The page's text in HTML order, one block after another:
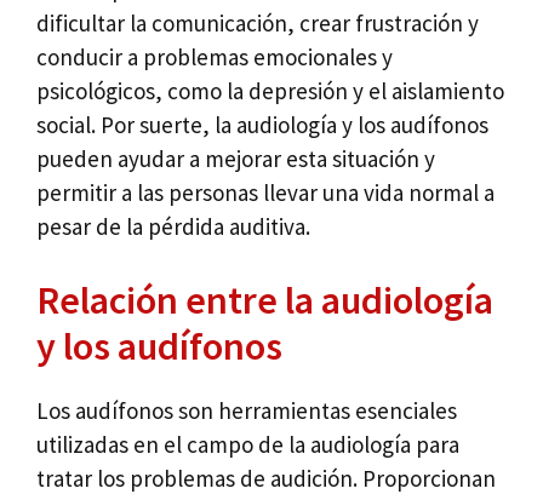
dificultar la comunicación, crear frustración y
conducir a problemas emocionales y
psicológicos, como la depresión y el aislamiento
social. Por suerte, la audiología y los audífonos
pueden ayudar a mejorar esta situación y
permitir a las personas llevar una vida normal a
pesar de la pérdida auditiva.
Relación entre la audiología
y los audífonos
Los audífonos son herramientas esenciales
utilizadas en el campo de la audiología para
tratar los problemas de audición. Proporcionan